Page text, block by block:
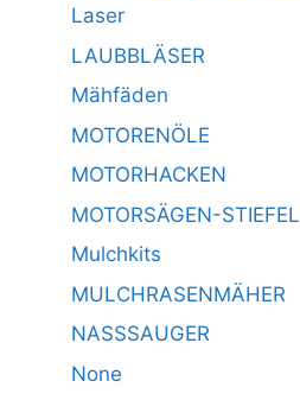
Laser
LAUBBLÄSER
Mähfäden
MOTORENÖLE
MOTORHACKEN
MOTORSÄGEN-STIEFEL
Mulchkits
MULCHRASENMÄHER
NASSSAUGER
None